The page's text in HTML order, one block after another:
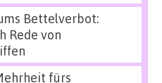
Bettelverbot:
Rede von
fürs